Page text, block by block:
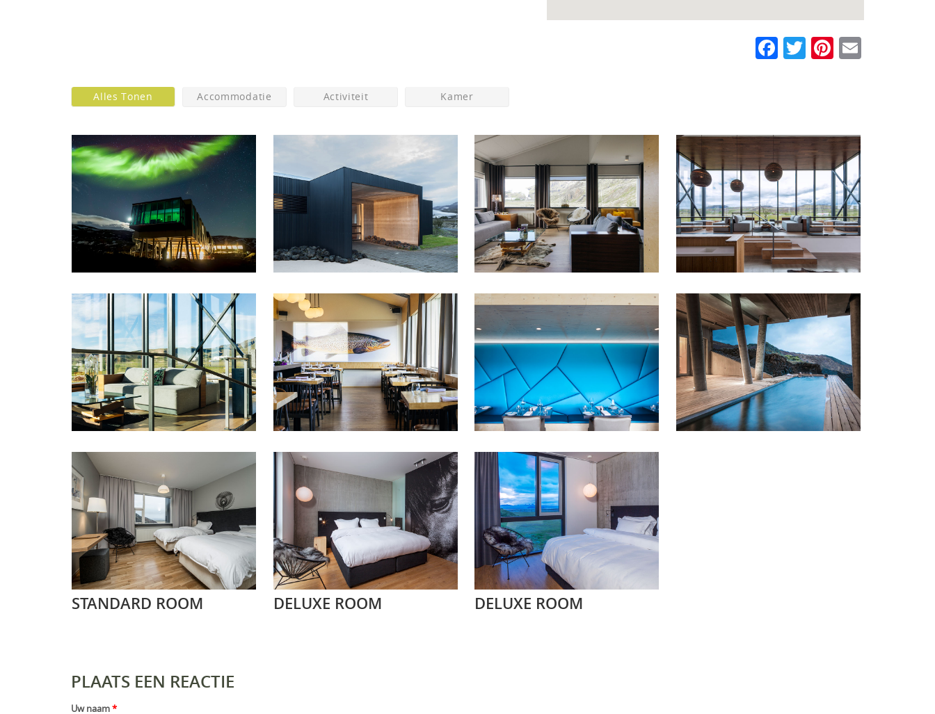
Facebook
TwitterPinterest
Alles Tonen Accommodatie Activiteit Kamer
STANDARD ROOM DELUXE ROOM DELUXE ROOM
PLAATS EEN REACTIE
Uw naam*